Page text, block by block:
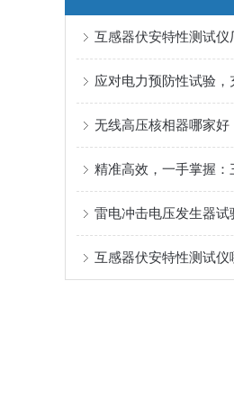
雷电冲击电压发生器试